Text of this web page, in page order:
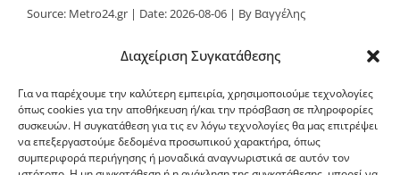
Διαχείριση Συγκατάθεσης
Για να παρέχουμε την καλύτερη εμπειρία, χρησιμοποιούμε τεχνολογίες
όπως cookies για την αποθήκευση ή/και την πρόσβαση σε πληροφορίες
συσκευών. Η συγκατάθεση για τις εν λόγω τεχνολογίες θα μας επιτρέψει
να επεξεργαστούμε δεδομένα προσωπικού χαρακτήρα, όπως
συμπεριφορά περιήγησης ή μοναδικά αναγνωριστικά σε αυτόν τον
Source: Metro24.gr Date: 2026-08-06
By Βαγγέλης
G-point.gr